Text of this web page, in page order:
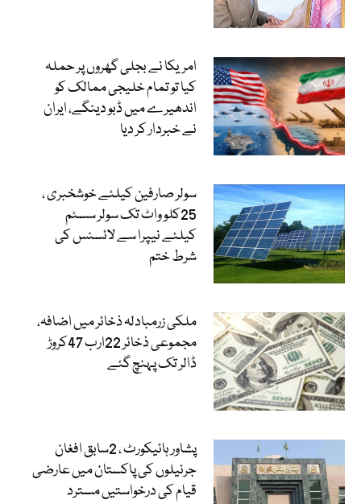
امریکا نے بجلی گھروں پر حملہ
کیا تو تمام خلیجی ممالک کو
اندھیرے میں ڈبو دینگے، ایران
نے خبردار کر دیا
سولر صارفین کیلئے خوشخبری ،
25کلو واٹ تک سولر سسٹم
کیلئے نیپرا سے لائسنس کی
شرط ختم
ملکی زرمبادلہ ذخائر میں اضافہ،
مجموعی ذخائر 22ارب 47کروڑ
ڈالر تک پہنچ گئے
پشاور ہائیکورٹ ، 2سابق افغان
جرنیلوں کی پاکستان میں عارضی
قیام کی درخواستیں مسترد